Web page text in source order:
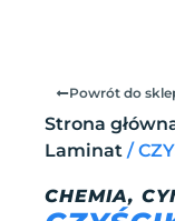
Powrót do
Strona
Laminat /
CHEMIA,